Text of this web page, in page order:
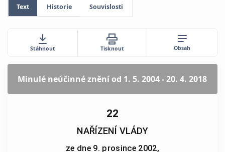
Text Historie Souvislosti
Stáhnout Tisknout Obsah
Minulé neúčinné zněníod 1. 5. 2004 - 20. 4. 2018
22
NAŘÍZENÍ VLÁDY
ze dne 9. prosince 2002,